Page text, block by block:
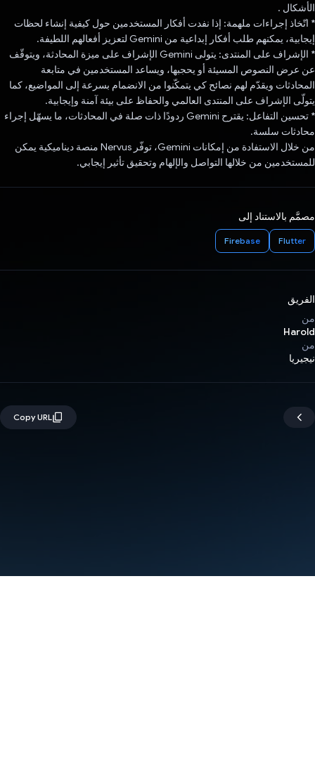
الأشكال .
* اتّخاذ إجراءات ملهمة: إذا نفدت أفكار المستخدمين حول كيفية إنشاء لحظات
إيجابية، يمكنهم طلب أفكار إبداعية من Gemini لتعزيز أفعالهم اللطيفة.
* الإشراف على المنتدى: يتولى Gemini الإشراف على ميزة المحادثة، ويتوقّف
عن عرض النصوص المسيئة أو يحجبها، ويساعد المستخدمين في متابعة
المحادثات ويقدّم لهم نصائح كي يتمكّنوا من الانضمام بسرعة إلى المواضيع، كما
يتولّى الإشراف على المنتدى العالمي والحفاظ على بيئة آمنة وإيجابية.
* تحسين التفاعل: يقترح Gemini ردودًا ذات صلة في المحادثات، ما يسهّل إجراء
محادثات سلسة.
من خلال الاستفادة من إمكانات Gemini، توفّر Nervus منصة ديناميكية يمكن
للمستخدمين من خلالها التواصل والإلهام وتحقيق تأثير إيجابي.
مصمَّم بالاستناد إلى
Flutter
Firebase
الفريق
من
Harold
من
نيجيريا